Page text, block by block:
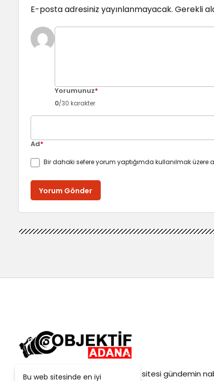
E-posta adresiniz yayınlanmayacak. Gerekli
Yorumunuz*
0/30 karakter
Ad*
Bir dahaki sefere yorum yaptığımda kullanılmak
Yorum Gönder
Bu web sitesinde en iyi
Objektif Adana Son Dakika
haber sitesi gündemin